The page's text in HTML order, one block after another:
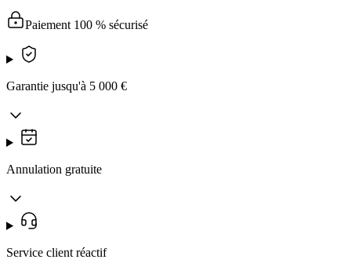
Paiement 100 % sécurisé
Garantie jusqu'à 5 000 €
Annulation gratuite
Service client réactif